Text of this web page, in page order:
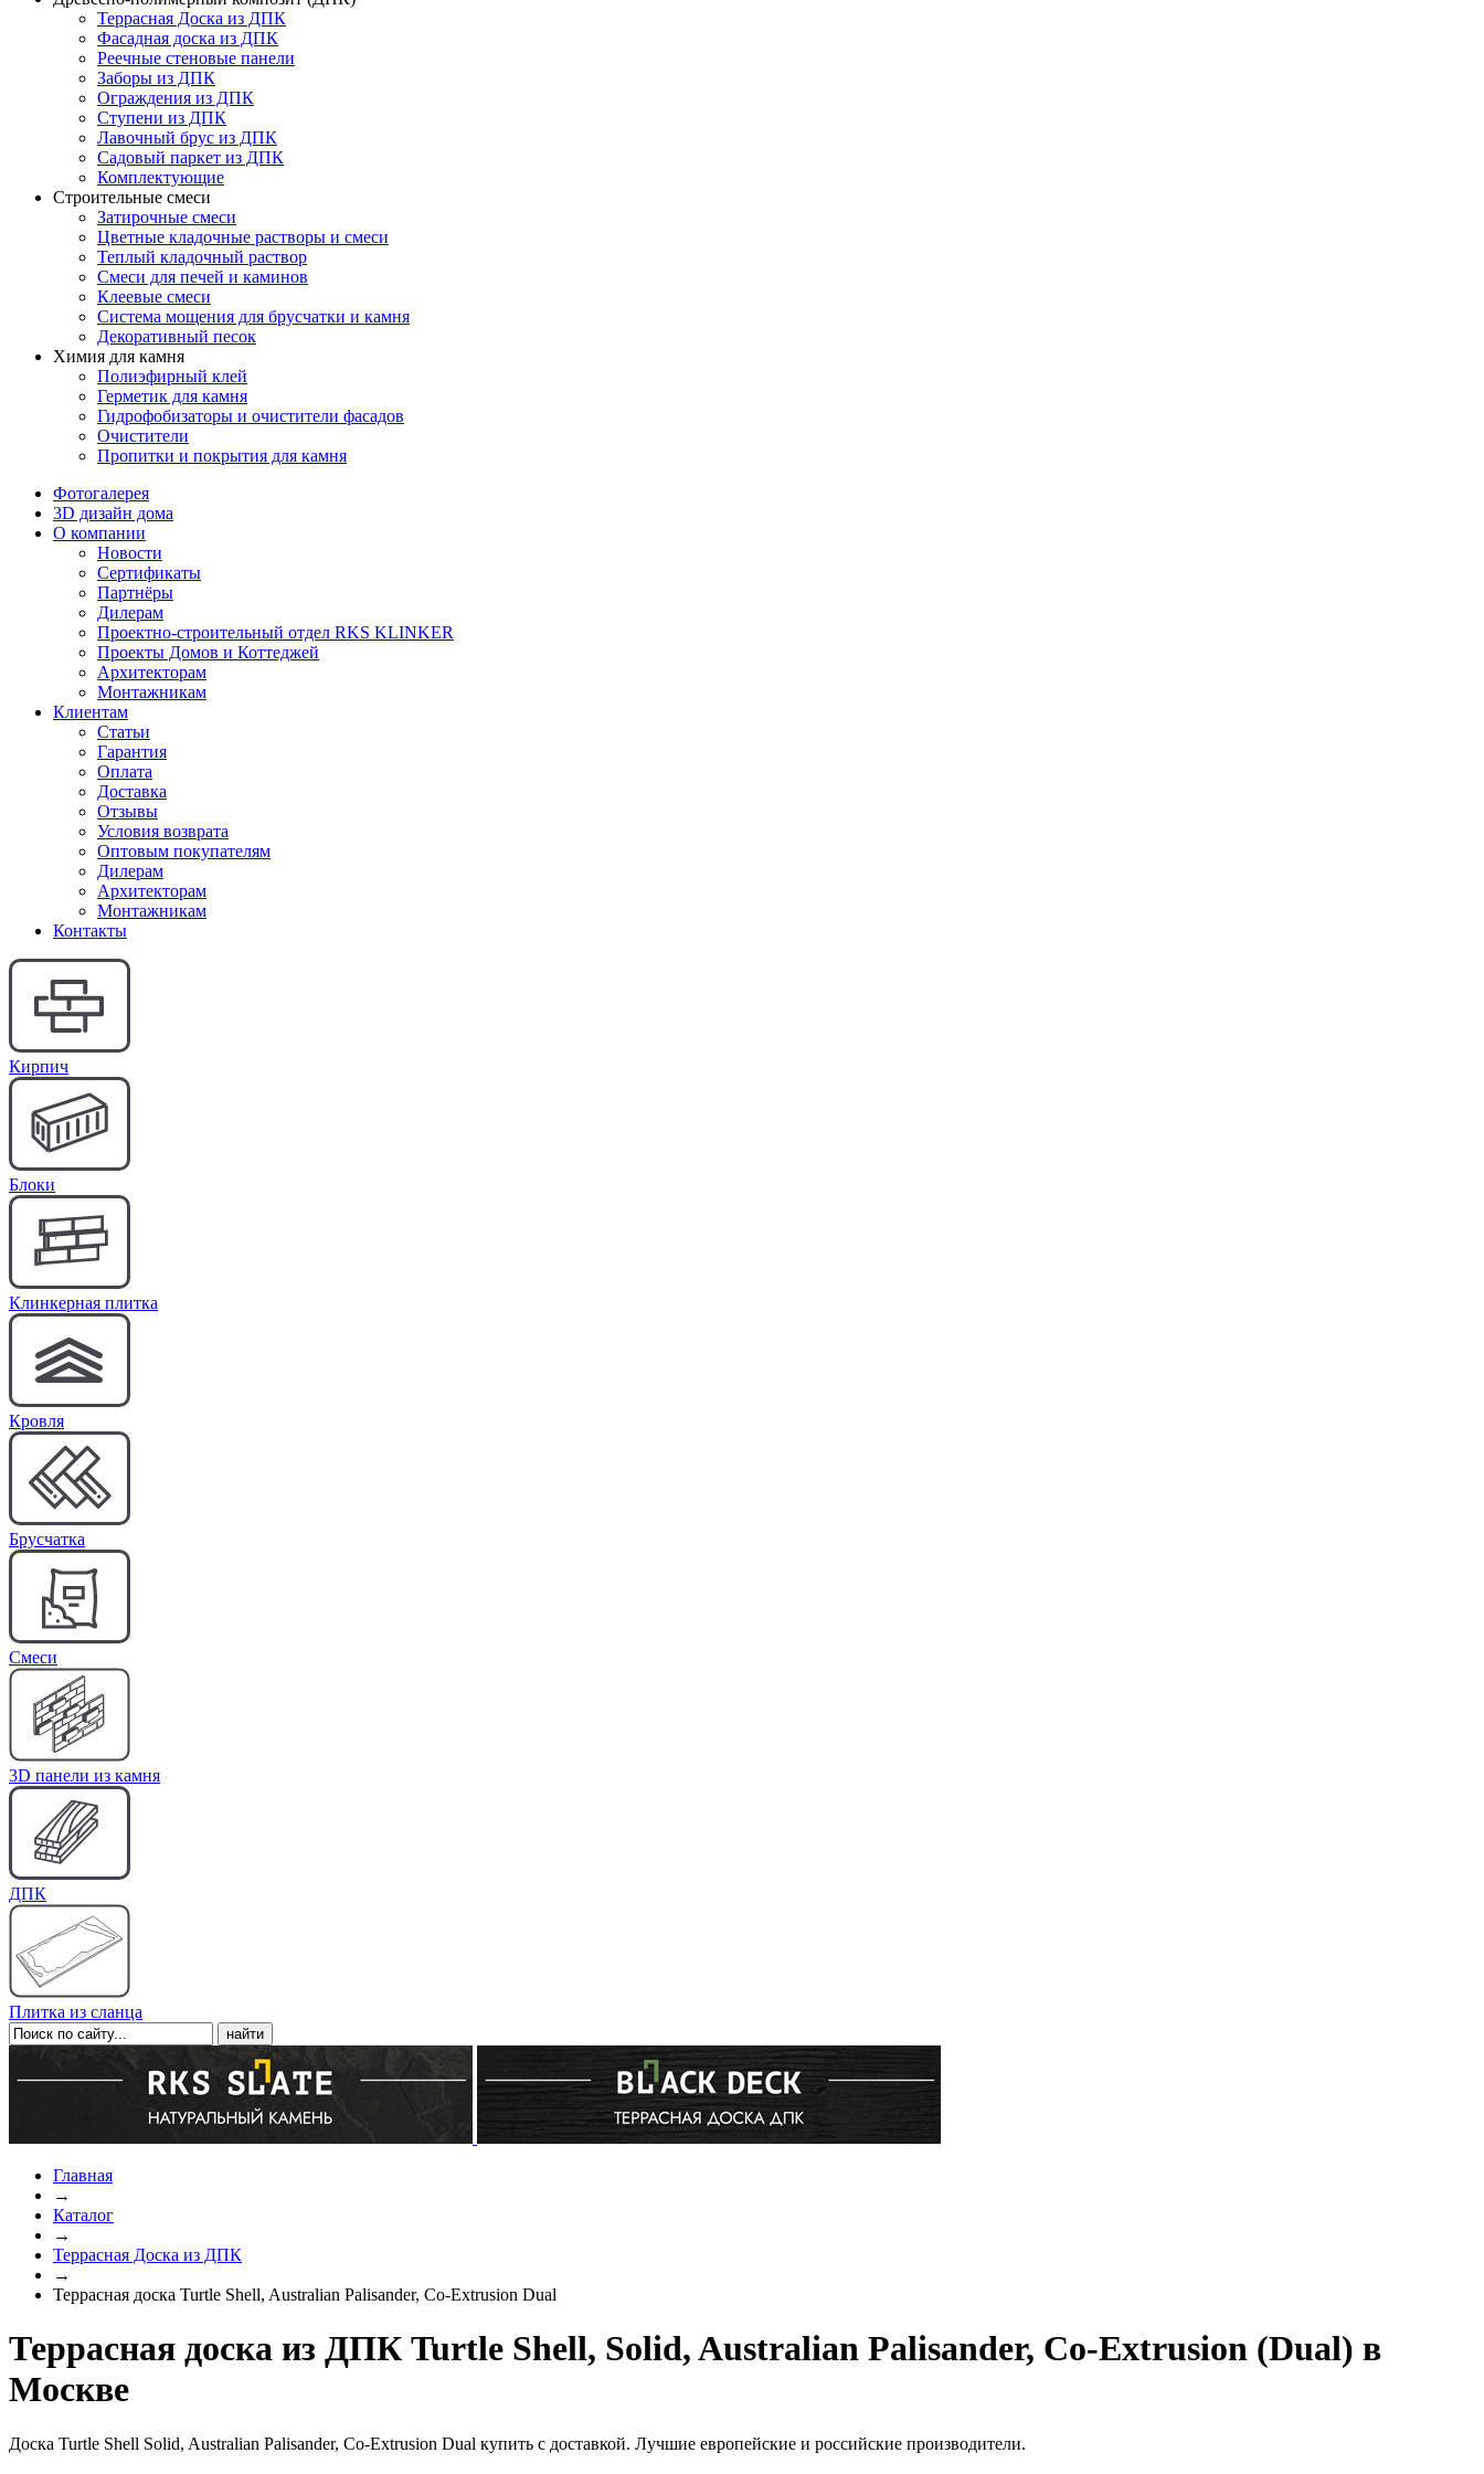
Террасная Доска из ДПК
Фасадная доска из ДПК
Реечные стеновые панели
Заборы из ДПК
Ограждения из ДПК
Ступени из ДПК
Лавочный брус из ДПК
Садовый паркет из ДПК
Комплектующие
Строительные смеси
Затирочные смеси
Цветные кладочные растворы и смеси
Теплый кладочный раствор
Смеси для печей и каминов
Клеевые смеси
Система мощения для брусчатки и камня
Декоративный песок
Химия для камня
Полиэфирный клей
Герметик для камня
Гидрофобизаторы и очистители фасадов
Очистители
Пропитки и покрытия для камня
Фотогалерея
3D дизайн дома
О компании
Новости
Сертификаты
Партнёры
Дилерам
Проектно-строительный отдел RKS KLINKER
Проекты Домов и Коттеджей
Архитекторам
Монтажникам
Клиентам
Статьи
Гарантия
Оплата
Доставка
Отзывы
Условия возврата
Оптовым покупателям
Дилерам
Архитекторам
Монтажникам
Контакты
Кирпич
Блоки
Клинкерная плитка
Кровля
Брусчатка
Cмеси
3D панели из камня
ДПК
Плитка из сланца
Главная
→
Каталог
→
Террасная Доска из ДПК
→
Террасная доска Turtle Shell, Australian Palisander, Co-Extrusion Dual
Террасная доска из ДПК Turtle Shell, Solid, Australian Palisander, Co-Extrusion (Dual) в
Москве
Доска Turtle Shell Solid, Australian Palisander, Co-Extrusion Dual купить с доставкой. Лучшие европейские и российские производители.